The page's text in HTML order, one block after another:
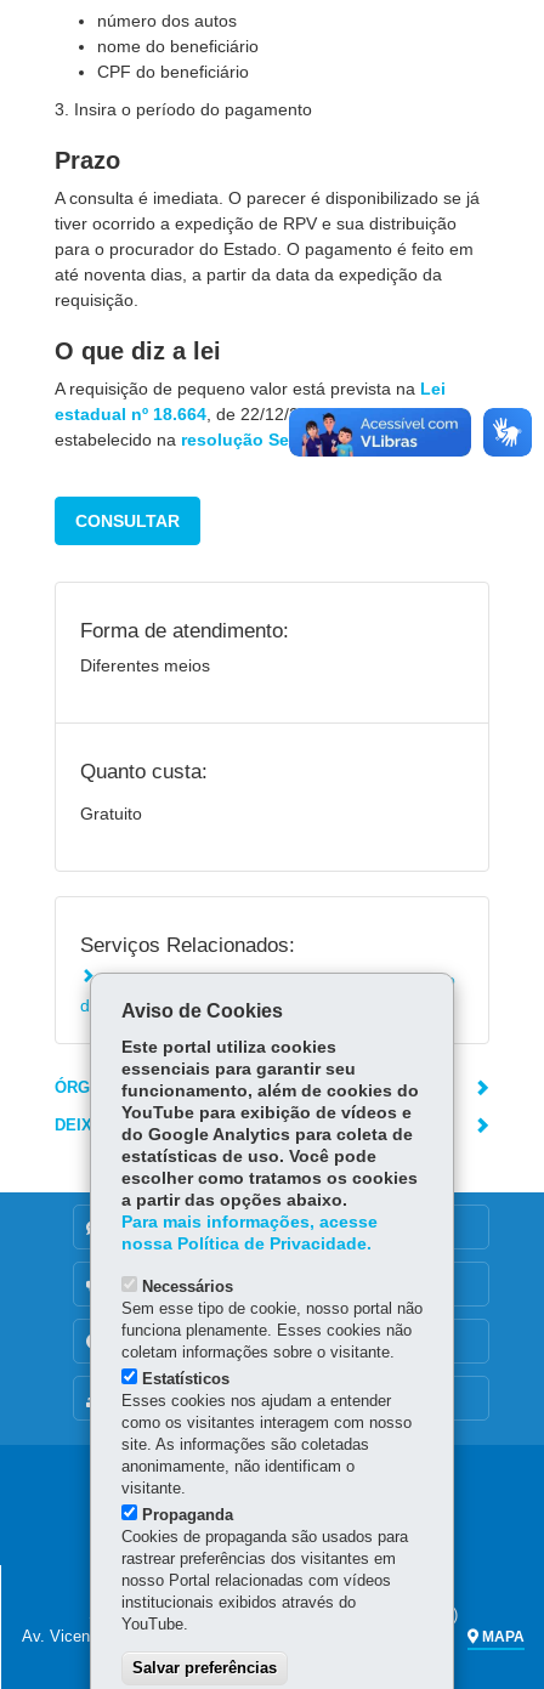
número dos autos
nome do beneficiário
CPF do beneficiário
3. Insira o período do pagamento
Prazo
A consulta é imediata. O parecer é disponibilizado se já
tiver ocorrido a expedição de RPV e sua distribuição
para o procurador do Estado. O pagamento é feito em
até noventa dias, a partir da data da expedição da
requisição.
O que diz a lei
A requisição de pequeno valor está prevista na Lei
estadual nº 18.664 , de 22/12/2015, com valor
estabelecido na resolução Sefa nº 012/2019.
CONSULTAR
Forma de atendimento:
Diferentes meios
Quanto custa:
Gratuito
Serviços Relacionados:
Regularizar dívida ativa protestada do Estado
do Paraná
ÓRGÃO RESPONSÁVEL
DEIXE SUA OPINIÃO
MAPA DO SITE
DENUNCIE CORRUPÇÃO
OUVIDORIA
TRANSPARÊNCIA INSTITUCIONAL
Navegação
principal
SECRETARIA DA FAZENDA
Sede administrativa (não há atendimento ao público)
Av. Vicente Machado, 445 - Centro
MAPA
Atendimento telefônico das 7h às 19h
Aviso de Cookies
Este portal utiliza cookies
essenciais para garantir seu
funcionamento, além de cookies do
YouTube para exibição de vídeos e
do Google Analytics para coleta de
estatísticas de uso. Você pode
escolher como tratamos os cookies
a partir das opções abaixo.
Para mais informações, acesse
nossa Política de Privacidade.
Necessários
Sem esse tipo de cookie, nosso portal não
funciona plenamente. Esses cookies não
coletam informações sobre o visitante.
Estatísticos
Esses cookies nos ajudam a entender
como os visitantes interagem com nosso
site. As informações são coletadas
anonimamente, não identificam o
visitante.
Propaganda
Cookies de propaganda são usados para
rastrear preferências dos visitantes em
nosso Portal relacionadas com vídeos
institucionais exibidos através do
YouTube.
Salvar preferências